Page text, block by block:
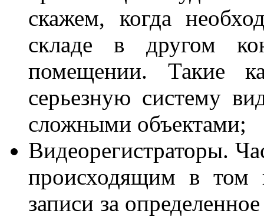
скажем, когда
складе в другом
помещении. Такие
серьезную систему
сложными объектами;
Видеорегистраторы.
происходящим в
записи за